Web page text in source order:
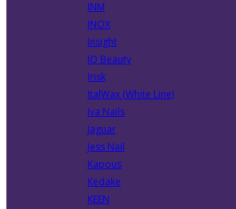
INM
INOX
Insight
IQ Beauty
Irisk
ItalWax (White Line)
Iva Nails
Jaguar
Jess Nail
Kapous
Kedake
KEEN